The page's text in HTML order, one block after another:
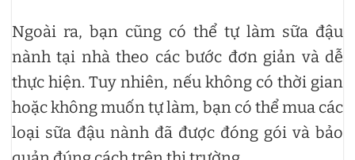
Ngoài ra, bạn cũng có thể tự làm sữa đậu
nành tại nhà theo các bước đơn giản và dễ
thực hiện. Tuy nhiên, nếu không có thời gian
hoặc không muốn tự làm, bạn có thể mua các
loại sữa đậu nành đã được đóng gói và bảo